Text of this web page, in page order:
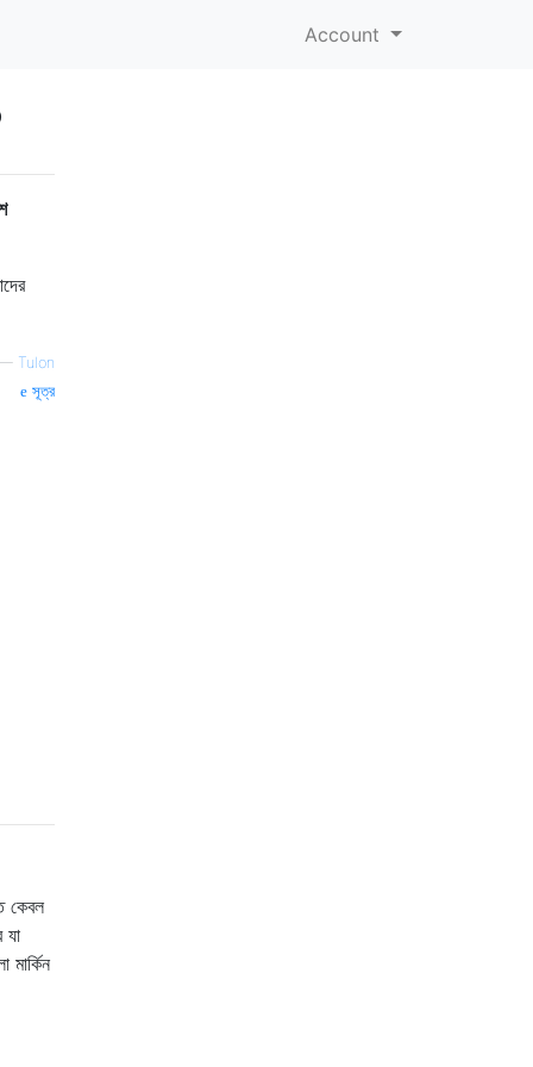
Account
Tulon
সূত্র
কেবল
যা